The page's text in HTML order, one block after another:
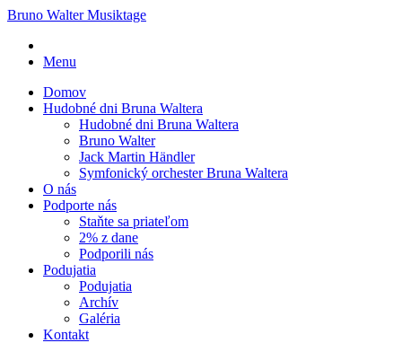
Bruno Walter Musiktage
Menu
Domov
Hudobné dni Bruna Waltera
Hudobné dni Bruna Waltera
Bruno Walter
Jack Martin Händler
Symfonický orchester Bruna Waltera
O nás
Podporte nás
Staňte sa priateľom
2% z dane
Podporili nás
Podujatia
Podujatia
Archív
Galéria
Kontakt